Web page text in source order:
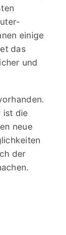
einige
das
und
ist die
neue
der